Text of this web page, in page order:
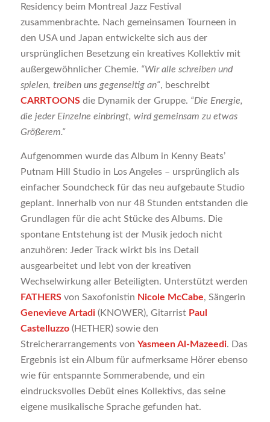
Residency beim Montreal Jazz Festival
zusammenbrachte. Nach gemeinsamen Tourneen in
den USA und Japan entwickelte sich aus der
ursprünglichen Besetzung ein kreatives Kollektiv mit
außergewöhnlicher Chemie. “Wir alle schreiben und
spielen, treiben uns gegenseitig an“, beschreibt
CARRTOONS die Dynamik der Gruppe. “Die Energie,
die jeder Einzelne einbringt, wird gemeinsam zu etwas
Größerem.“
Aufgenommen wurde das Album in Kenny Beats’
Putnam Hill Studio in Los Angeles – ursprünglich als
einfacher Soundcheck für das neu aufgebaute Studio
geplant. Innerhalb von nur 48 Stunden entstanden die
Grundlagen für die acht Stücke des Albums. Die
spontane Entstehung ist der Musik jedoch nicht
anzuhören: Jeder Track wirkt bis ins Detail
ausgearbeitet und lebt von der kreativen
Wechselwirkung aller Beteiligten. Unterstützt werden
FATHERSvon Saxofonistin Nicole McCabe, Sängerin
Genevieve Artadi(KNOWER), Gitarrist Paul
Castelluzzo(HETHER) sowie den
Streicherarrangements von Yasmeen Al-Mazeedi. Das
Ergebnis ist ein Album für aufmerksame Hörer ebenso
wie für entspannte Sommerabende, und ein
eindrucksvolles Debüt eines Kollektivs, das seine
eigene musikalische Sprache gefunden hat.